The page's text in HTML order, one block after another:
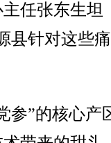
任张东生坦
县针对这些
”的核心产